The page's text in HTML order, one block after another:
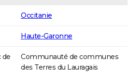
Occitanie
Haute-Garonne
de
Communauté de communes
des Terres du Lauragais